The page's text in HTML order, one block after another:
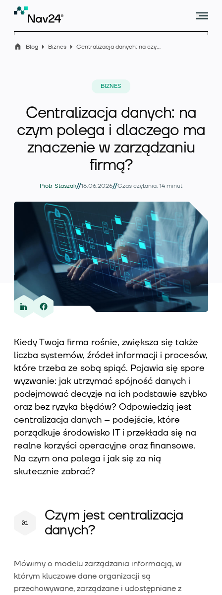
O nas
Blog Biznes Centralizacja danych: na czym polega i dlaczego ma znaczenie w zarządzaniu firmą?
BIZNES
Centralizacja danych: na
czym polega i dlaczego ma
znaczenie w zarządzaniu
firmą?
Piotr Staszak//16.06.2026//Czas czytania: 14 minut
Kiedy Twoja firma rośnie, zwiększa się także
liczba systemów, źródeł informacji i procesów,
które trzeba ze sobą spiąć. Pojawia się spore
wyzwanie: jak utrzymać spójność danych i
podejmować decyzje na ich podstawie szybko
oraz bez ryzyka błędów? Odpowiedzią jest
centralizacja danych – podejście, które
porządkuje środowisko IT i przekłada się na
realne korzyści operacyjne oraz finansowe.
Na czym ona polega i jak się za nią
skutecznie zabrać?
Czym jest centralizacja
danych?
Mówimy o modelu zarządzania informacją, w
którym kluczowe dane organizacji są
przechowywane, zarządzane i udostępniane z